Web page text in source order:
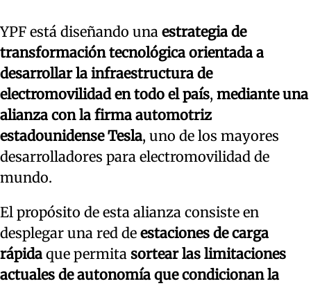
YPF está diseñando una estrategia de
transformación tecnológica orientada a
desarrollar la infraestructura de
electromovilidad en todo el país, mediante una
alianza con la firma automotriz
estadounidense Tesla, uno de los mayores
desarrolladores para electromovilidad de
mundo.
El propósito de esta alianza consiste en
desplegar una red de estaciones de carga
rápida que permita sortear las limitaciones
actuales de autonomía que condicionan la